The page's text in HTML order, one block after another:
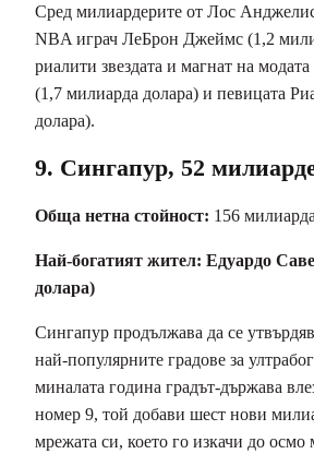
Сред милиардерите от Лос
NBA играч ЛеБрон Джеймс (1,2
риалити звездата и магнат на
(1,7 милиарда долара) и певицата
долара).
9. Сингапур, 52
Обща нетна стойност: 156
Най-богатият жител: Едуардо
долара)
Сингапур продължава да се
най-популярните градове за
миналата година градът-държава
номер 9, той добави шест нови
мрежата си, което го изкачи до осмо